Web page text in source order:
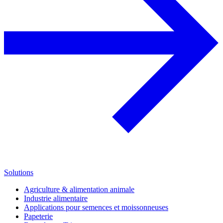
Solutions
Agriculture & alimentation animale
Industrie alimentaire
Applications pour semences et moissonneuses
Papeterie